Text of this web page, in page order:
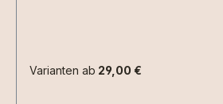
Zeichen.Bitte die entsprechenden
Varianten ab 29,00 €